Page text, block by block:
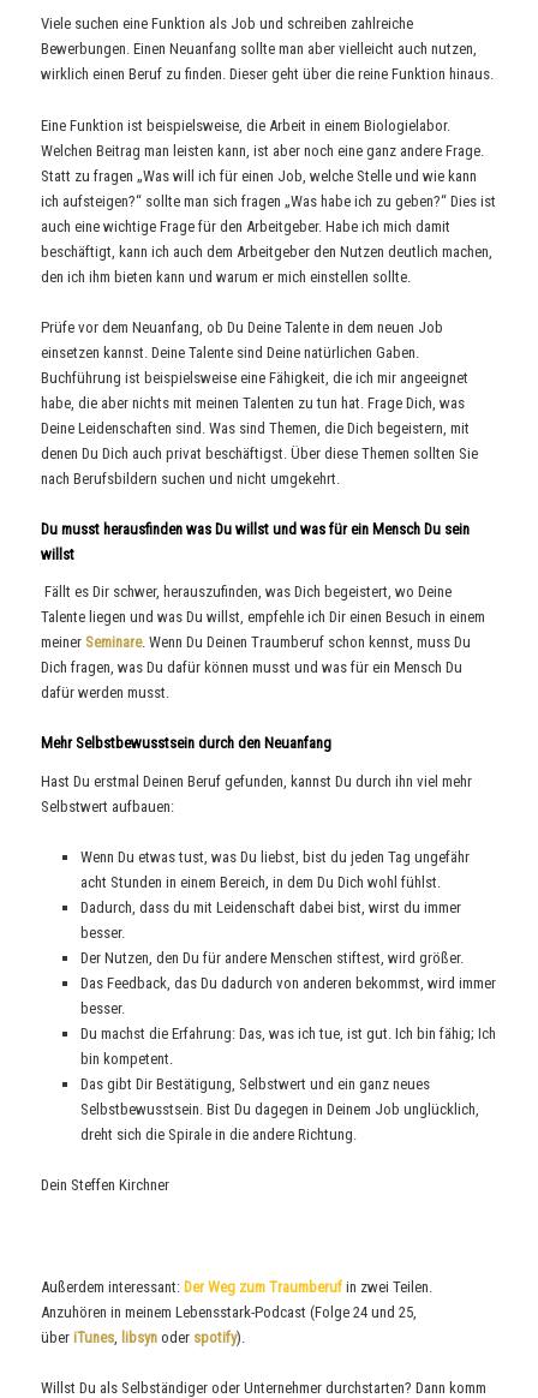
Viele suchen eine Funktion als Job und schreiben zahlreiche
Bewerbungen. Einen Neuanfang sollte man aber vielleicht auch nutzen,
wirklich einen Beruf zu finden. Dieser geht über die reine Funktion hinaus.
Eine Funktion ist beispielsweise, die Arbeit in einem Biologielabor.
Welchen Beitrag man leisten kann, ist aber noch eine ganz andere Frage.
Statt zu fragen „Was will ich für einen Job, welche Stelle und wie kann
ich aufsteigen?“ sollte man sich fragen „Was habe ich zu geben?“ Dies ist
auch eine wichtige Frage für den Arbeitgeber. Habe ich mich damit
beschäftigt, kann ich auch dem Arbeitgeber den Nutzen deutlich machen,
den ich ihm bieten kann und warum er mich einstellen sollte.
Prüfe vor dem Neuanfang, ob Du Deine Talente in dem neuen Job
einsetzen kannst. Deine Talente sind Deine natürlichen Gaben.
Buchführung ist beispielsweise eine Fähigkeit, die ich mir angeeignet
habe, die aber nichts mit meinen Talenten zu tun hat. Frage Dich, was
Deine Leidenschaften sind. Was sind Themen, die Dich begeistern, mit
denen Du Dich auch privat beschäftigst. Über diese Themen sollten Sie
nach Berufsbildern suchen und nicht umgekehrt.
Du musst herausfinden was Du willst und was für ein Mensch Du sein
willst
Fällt es Dir schwer, herauszufinden, was Dich begeistert, wo Deine
Talente liegen und was Du willst, empfehle ich Dir einen Besuch in einem
meiner Seminare. Wenn Du Deinen Traumberuf schon kennst, muss Du
Dich fragen, was Du dafür können musst und was für ein Mensch Du
dafür werden musst.
Mehr Selbstbewusstsein durch den Neuanfang
Hast Du erstmal Deinen Beruf gefunden, kannst Du durch ihn viel mehr
Selbstwert aufbauen:
Wenn Du etwas tust, was Du liebst, bist du jeden Tag ungefähr
acht Stunden in einem Bereich, in dem Du Dich wohl fühlst.
Dadurch, dass du mit Leidenschaft dabei bist, wirst du immer
besser.
Der Nutzen, den Du für andere Menschen stiftest, wird größer.
Das Feedback, das Du dadurch von anderen bekommst, wird immer
besser.
Du machst die Erfahrung: Das, was ich tue, ist gut. Ich bin fähig; Ich
bin kompetent.
Das gibt Dir Bestätigung, Selbstwert und ein ganz neues
Selbstbewusstsein. Bist Du dagegen in Deinem Job unglücklich,
dreht sich die Spirale in die andere Richtung.
Dein Steffen Kirchner
Außerdem interessant:Der Weg zum Traumberuf in zwei Teilen.
Anzuhören in meinem Lebensstark-Podcast (Folge 24 und 25,
über iTunes libsyn oder spotify).
Willst Du als Selbständiger oder Unternehmer durchstarten? Dann komm